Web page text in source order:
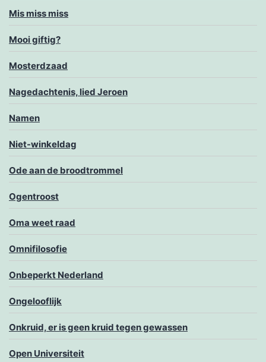
Mis miss miss
Mooi giftig?
Mosterdzaad
Nagedachtenis, lied Jeroen
Namen
Niet-winkeldag
Ode aan de broodtrommel
Ogentroost
Oma weet raad
Omnifilosofie
Onbeperkt Nederland
Ongelooflijk
Onkruid, er is geen kruid tegen gewassen
Open Universiteit